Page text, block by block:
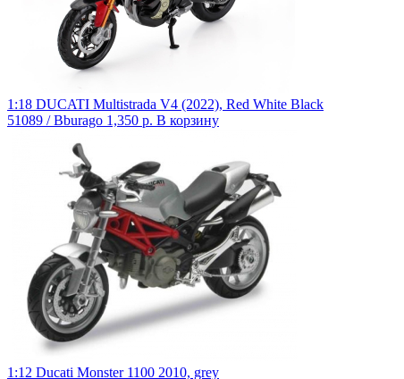
1:18 DUCATI Multistrada V4 (2022), Red White Black
51089 / Bburago 1,350 р. В корзину
1:12 Ducati Monster 1100 2010, grey